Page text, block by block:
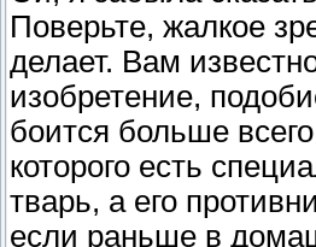
Поверьте, жалкое
делает. Вам
изобретение,
боится больше
которого есть
тварь, а его
если раньше в